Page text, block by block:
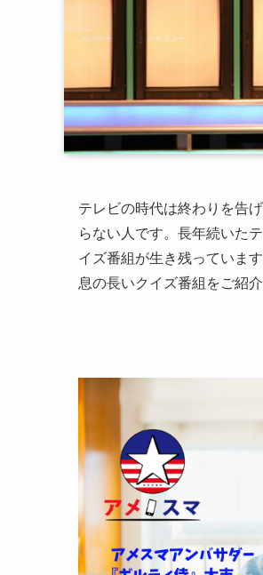
テレビの時代は終わりを告
らない人です。長年続いた
イズ番組が生き残っていま
息の長いクイズ番組をご紹介